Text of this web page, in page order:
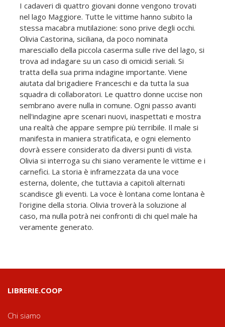
I cadaveri di quattro giovani donne vengono trovati
nel lago Maggiore. Tutte le vittime hanno subito la
stessa macabra mutilazione: sono prive degli occhi.
Olivia Castorina, siciliana, da poco nominata
maresciallo della piccola caserma sulle rive del lago, si
trova ad indagare su un caso di omicidi seriali. Si
tratta della sua prima indagine importante. Viene
aiutata dal brigadiere Franceschi e da tutta la sua
squadra di collaboratori. Le quattro donne uccise non
sembrano avere nulla in comune. Ogni passo avanti
nell'indagine apre scenari nuovi, inaspettati e mostra
una realtà che appare sempre più terribile. Il male si
manifesta in maniera stratificata, e ogni elemento
dovrà essere considerato da diversi punti di vista.
Olivia si interroga su chi siano veramente le vittime e i
carnefici. La storia è inframezzata da una voce
esterna, dolente, che tuttavia a capitoli alternati
scandisce gli eventi. La voce è lontana come lontana è
l'origine della storia. Olivia troverà la soluzione al
caso, ma nulla potrà nei confronti di chi quel male ha
veramente generato.
LIBRERIE.COOP
Chi siamo